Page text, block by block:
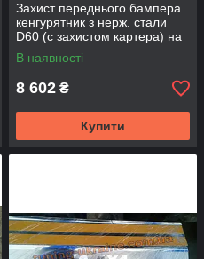
Захист переднього бампера
кенгурятник з нерж. стали
D60 (c захистом картера) на
Lada Niva 2121-21214
В наявності
8 602 ₴
Купити